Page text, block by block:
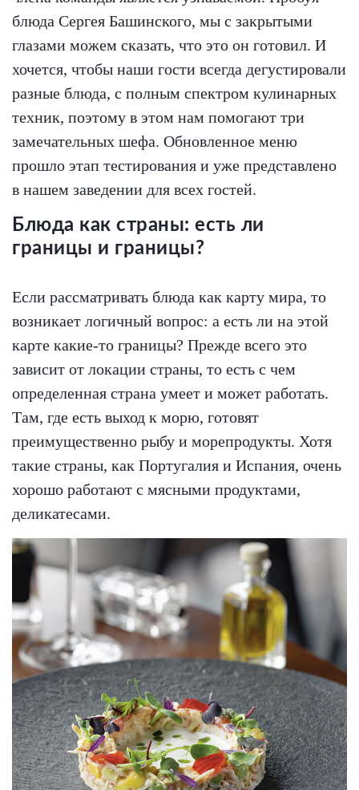
блюда Сергея Башинского, мы с закрытыми
глазами можем сказать, что это он готовил. И
хочется, чтобы наши гости всегда дегустировали
разные блюда, с полным спектром кулинарных
техник, поэтому в этом нам помогают три
замечательных шефа. Обновленное меню
прошло этап тестирования и уже представлено
в нашем заведении для всех гостей.
Блюда как страны: есть ли
границы и границы?
Если рассматривать блюда как карту мира, то
возникает логичный вопрос: а есть ли на этой
карте какие-то границы? Прежде всего это
зависит от локации страны, то есть с чем
определенная страна умеет и может работать.
Там, где есть выход к морю, готовят
преимущественно рыбу и морепродукты. Хотя
такие страны, как Португалия и Испания, очень
хорошо работают с мясными продуктами,
деликатесами.